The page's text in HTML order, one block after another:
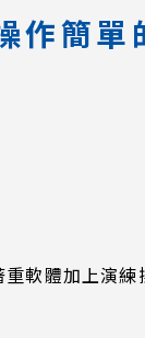
簡單
軟體加上演練